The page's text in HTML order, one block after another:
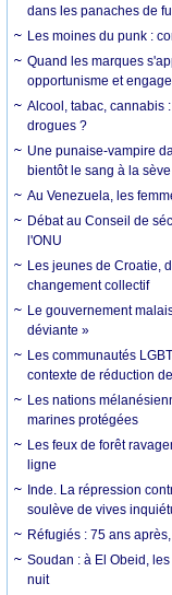
dans les panaches de
Les moines du punk :
Quand les marques
opportunisme et
Alcool, tabac, cannabis
drogues ?
Une punaise-vampire
bientôt le sang à la
Au Venezuela, les
Débat au Conseil de
l'ONU
Les jeunes de Croatie,
changement collectif
Le gouvernement
déviante »
Les communautés
contexte de réduction
Les nations
marines protégées
Les feux de forêt
ligne
Inde. La répression
soulève de vives
Réfugiés : 75 ans
Soudan : à El Obeid,
nuit